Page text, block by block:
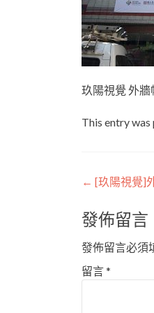
玖陽視覺 外牆
This entry
Post
← [玖陽視覺]
發佈留言
發佈留言必須
留言*